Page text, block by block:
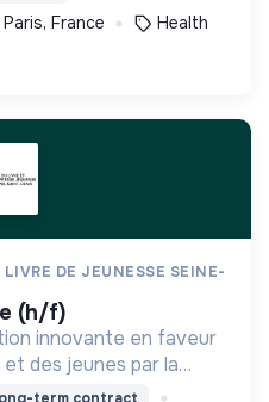
Paris, France Health
DE JEUNESSE SEINE-
(h/f)
innovante en faveur
des jeunes par la
presse jeunesse, de la